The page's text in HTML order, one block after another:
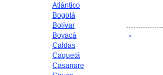
Atlántico
Bogotá
Bolívar
Boyacá
Caldas
Caquetá
Casanare